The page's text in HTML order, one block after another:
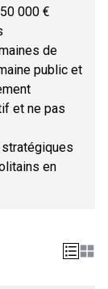
000 €
de
public et
et ne pas
en